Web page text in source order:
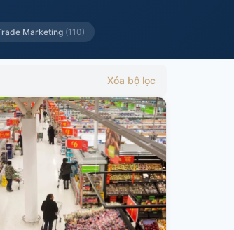
Marketing (110)
Xóa bộ lọc